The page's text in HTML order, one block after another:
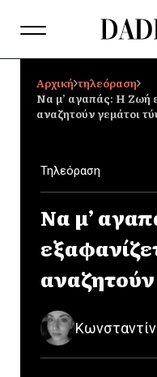
Αρχική τηλεόραση
Να μ’ αγαπάς: Η Ζωή
αναζητούν γεμάτοι
Τηλεόραση
Να μ’